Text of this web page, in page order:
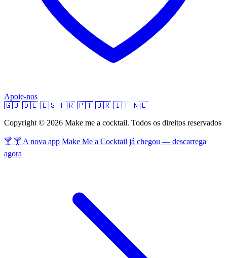
Apoie-nos
🇬🇧 🇩🇪 🇪🇸 🇫🇷 🇵🇹 🇧🇷 🇮🇹 🇳🇱
Copyright © 2026 Make me a cocktail. Todos os direitos reservados
🍸 🍸 A nova app Make Me a Cocktail já chegou — descarrega
agora